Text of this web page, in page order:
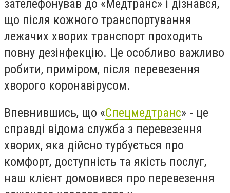
зателефонував до «Медтранс» і дізнався,
що після кожного транспортування
лежачих хворих транспорт проходить
повну дезінфекцію. Це особливо важливо
робити, приміром, після перевезення
хворого коронавірусом.
Впевнившись, що «Спецмедтранс» - це
справді відома служба з перевезення
хворих, яка дійсно турбується про
комфорт, доступність та якість послуг,
наш клієнт домовився про перевезення